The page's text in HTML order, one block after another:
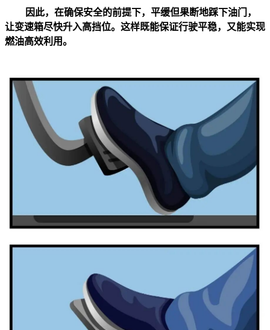
因此，在确保安全的前提下，平缓但果断地踩下油门，
让变速箱尽快升入高挡位。这样既能保证行驶平稳，又能实现
燃油高效利用。